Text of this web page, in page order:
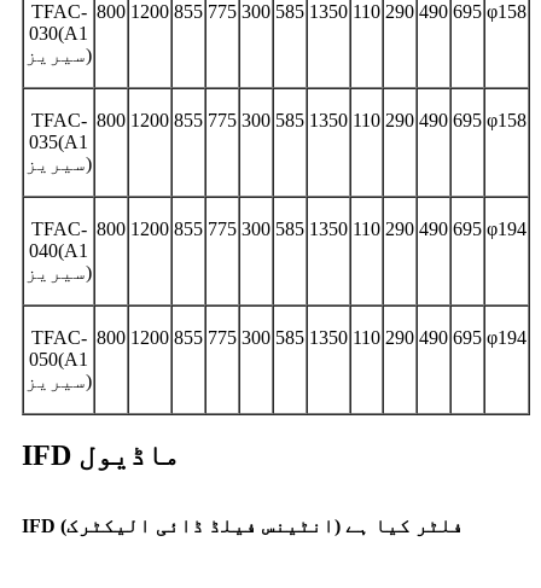
TFAC-
030(A1
سیریز)
800 1200 855 775 300 585 1350 110 290 490 695 φ158
TFAC-
035(A1
سیریز)
800 1200 855 775 300 585 1350 110 290 490 695 φ158
TFAC-
040(A1
سیریز)
800 1200 855 775 300 585 1350 110 290 490 695 φ194
TFAC-
050(A1
سیریز)
800 1200 855 775 300 585 1350 110 290 490 695 φ194
IFD ماڈیول
IFD فلٹر کیا ہے (انٹینس فیلڈ ڈائی الیکٹرک)